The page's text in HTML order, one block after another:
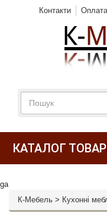
Контакти Оплата
КАТАЛОГ
ga
К-Мебель > Кухонні